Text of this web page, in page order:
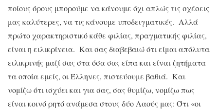
ποίους όρους μπορούμε να κάνουμε όχι απλώς τις σχέσεις
μας καλύτερες, να τις κάνουμε υποδειγματικές. Αλλά
πρώτο χαρακτηριστικό κάθε φιλίας, πραγματικής φιλίας,
είναι η ειλικρίνεια. Και σας διαβεβαιώ ότι είμαι απόλυτα
ειλικρινής μαζί σας στα όσα σας είπα και είναι ζητήματα
τα οποία εμείς, οι Έλληνες, πιστεύουμε βαθιά. Και
νομίζω ότι ισχύει και για σας, σας θυμίζω, νομίζω πως
είναι κοινό ρητό ανάμεσα στους δύο Λαούς μας: Ότι «οι